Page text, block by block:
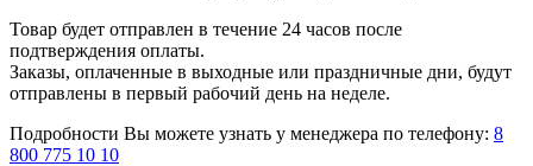
Товар будет отправлен в течение 24 часов после
подтверждения оплаты.
Заказы, оплаченные в выходные или праздничные дни, будут
отправлены в первый рабочий день на неделе.
Подробности Вы можете узнать у менеджера по телефону: 8
800 775 10 10